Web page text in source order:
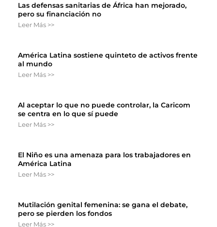
Las defensas sanitarias de África han mejorado,
pero su financiación no
Leer Más >>
América Latina sostiene quinteto de activos frente
al mundo
Leer Más >>
Al aceptar lo que no puede controlar, la Caricom
se centra en lo que sí puede
Leer Más >>
El Niño es una amenaza para los trabajadores en
América Latina
Leer Más >>
Mutilación genital femenina: se gana el debate,
pero se pierden los fondos
Leer Más >>